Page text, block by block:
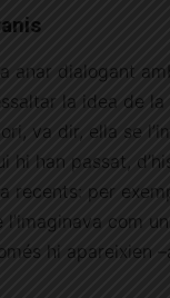
anar dialogant
la idea de la
va dir, ella se
han passat,
recents: per
l’imaginava com
hi apareixien